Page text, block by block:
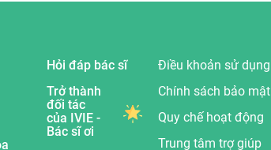
Hỏi đáp bác sĩ
Trở thành
đối tác
của IVIE -
Bác sĩ ơi
Điều khoản sử dụng
Chính sách bảo mật
Quy chế hoạt động
Trung tâm trợ giúp